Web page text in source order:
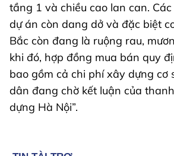
tầng 1 và chiều cao lan can.
dự án còn dang dở và đặc biệt
Bắc còn đang là ruộng rau,
khi đó, hợp đồng mua bán quy
bao gồm cả chi phí xây dựng cơ
dân đang chờ kết luận của
dựng Hà Nội”.